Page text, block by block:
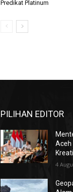
Predikat Platinum
PILIHAN EDITOR
Aceh
4